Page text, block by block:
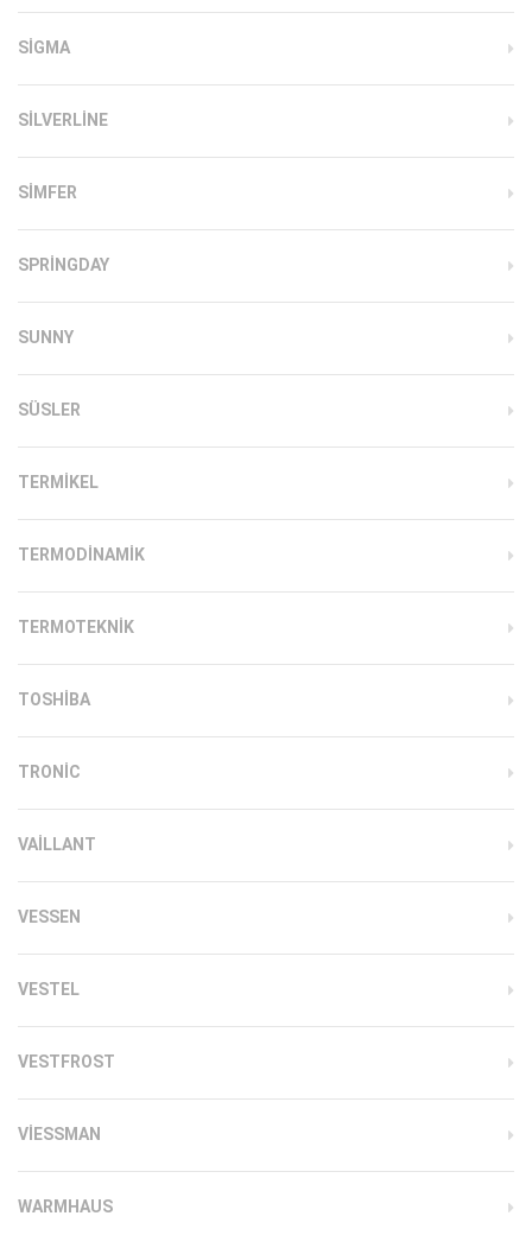
SIGMA
SILVERLINE
SIMFER
SPRINGDAY
SUNNY
SÜSLER
TERMIKEL
TERMODINAMIK
TERMOTEKNIK
TOSHIBA
TRONIC
VAILLANT
VESSEN
VESTEL
VESTFROST
VIESSMAN
WARMHAUS